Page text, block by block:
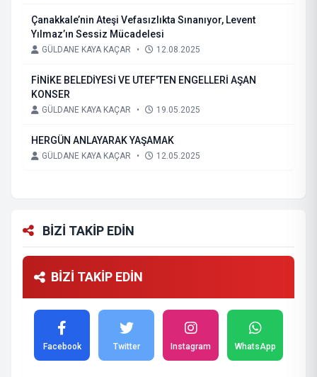
Çanakkale’nin Ateşi Vefasızlıkta Sınanıyor, Levent
Yılmaz’ın Sessiz Mücadelesi
GÜLDANE KAYA KAÇAR • 12.08.2025
FİNİKE BELEDİYESİ VE UTEF'TEN ENGELLERİ AŞAN
KONSER
GÜLDANE KAYA KAÇAR • 19.05.2025
HERGÜN ANLAYARAK YAŞAMAK
GÜLDANE KAYA KAÇAR • 12.05.2025
BİZİ TAKİP EDİN
BİZİ TAKİP EDİN
Facebook Twitter Instagram WhatsApp